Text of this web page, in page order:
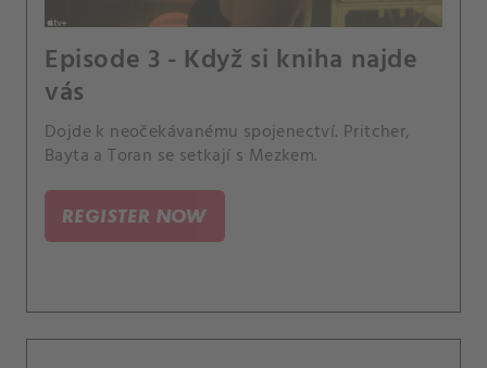
Episode 3 - Když si kniha najde
vás
Dojde k neočekávanému spojenectví. Pritcher,
Bayta a Toran se setkají s Mezkem.
REGISTER NOW